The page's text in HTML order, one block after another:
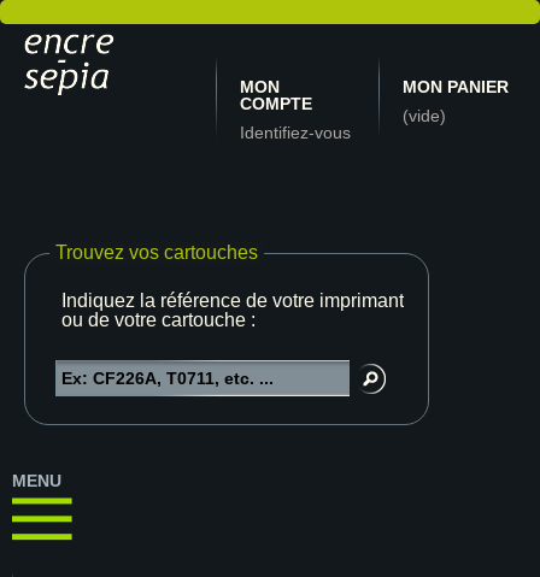
MON
COMPTE
Identifiez-vous
MON PANIER
(vide)
Trouvez vos cartouches
Indiquez la référence de votre imprimante
ou de votre cartouche :
MENU